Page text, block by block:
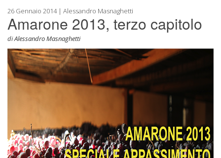
26 Gennaio 2014 | Alessandro Masnaghetti
Amarone 2013, terzo capitolo
diAlessandro Masnaghetti